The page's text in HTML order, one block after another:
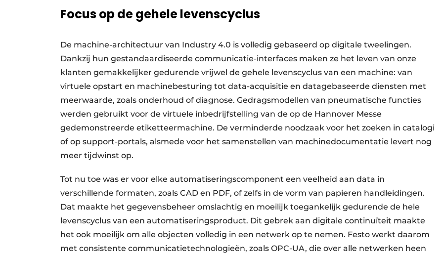
Focus op de gehele levenscyclus
De machine-architectuur van Industry 4.0 is volledig gebaseerd op digitale tweelingen.
Dankzij hun gestandaardiseerde communicatie-interfaces maken ze het leven van onze
klanten gemakkelijker gedurende vrijwel de gehele levenscyclus van een machine: van
virtuele opstart en machinebesturing tot data-acquisitie en datagebaseerde diensten met
meerwaarde, zoals onderhoud of diagnose. Gedragsmodellen van pneumatische functies
werden gebruikt voor de virtuele inbedrijfstelling van de op de Hannover Messe
gedemonstreerde etiketteermachine. De verminderde noodzaak voor het zoeken in catalogi
of op support-portals, alsmede voor het samenstellen van machinedocumentatie levert nog
meer tijdwinst op.
Tot nu toe was er voor elke automatiseringscomponent een veelheid aan data in
verschillende formaten, zoals CAD en PDF, of zelfs in de vorm van papieren handleidingen.
Dat maakte het gegevensbeheer omslachtig en moeilijk toegankelijk gedurende de hele
levenscyclus van een automatiseringsproduct. Dit gebrek aan digitale continuïteit maakte
het ook moeilijk om alle objecten volledig in een netwerk op te nemen. Festo werkt daarom
met consistente communicatietechnologieën, zoals OPC-UA, die over alle netwerken heen